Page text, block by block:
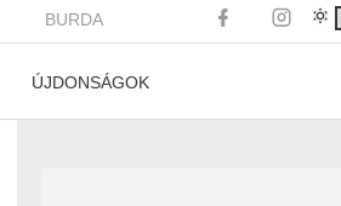
BURDA
ÚJDONSÁGOK